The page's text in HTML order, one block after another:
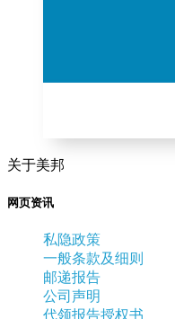
关于美邦
网页资讯
私隐政策
一般条款及细则
邮递报告
公司声明
代领报告授权书